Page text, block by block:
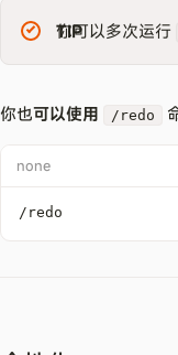
TIP
你可以多次运行
你也可以使用 /redo
none
/redo